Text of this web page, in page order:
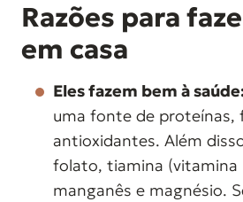
Razões para
em casa
Eles fazem bem à
uma fonte de proteínas,
antioxidantes. Além
folato, tiamina (vitamina
manganês e magnésio.